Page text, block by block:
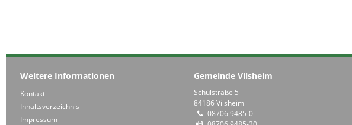
Weitere Informationen
Kontakt
Inhaltsverzeichnis
Impressum
Gemeinde Vilsheim
Schulstraße 5
84186 Vilsheim
08706 9485-0